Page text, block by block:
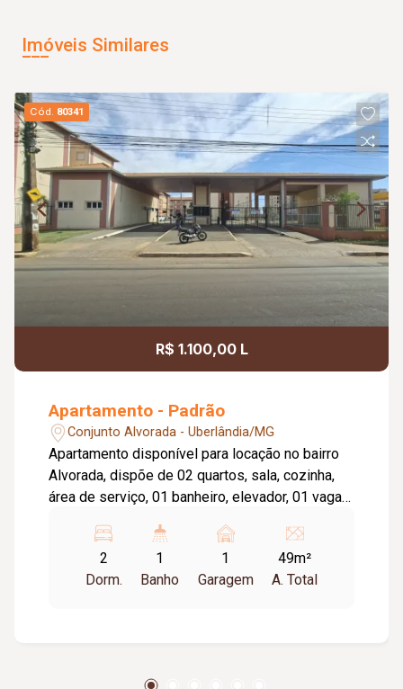
Imóveis Similares
Cód. 80341
R$ 1.100,00 L
Apartamento - Padrão
Conjunto Alvorada - Uberlândia/MG
Apartamento disponível para locação no bairro
Alvorada, dispõe de 02 quartos, sala, cozinha,
área de serviço, 01 banheiro, elevador, 01 vaga
festa, quadra esportiva, tem taxa de mudança.
Taxa de condomínio incluso no aluguel.
2
Dorm.
1
Banho
1
Garagem
49m²
A. Total